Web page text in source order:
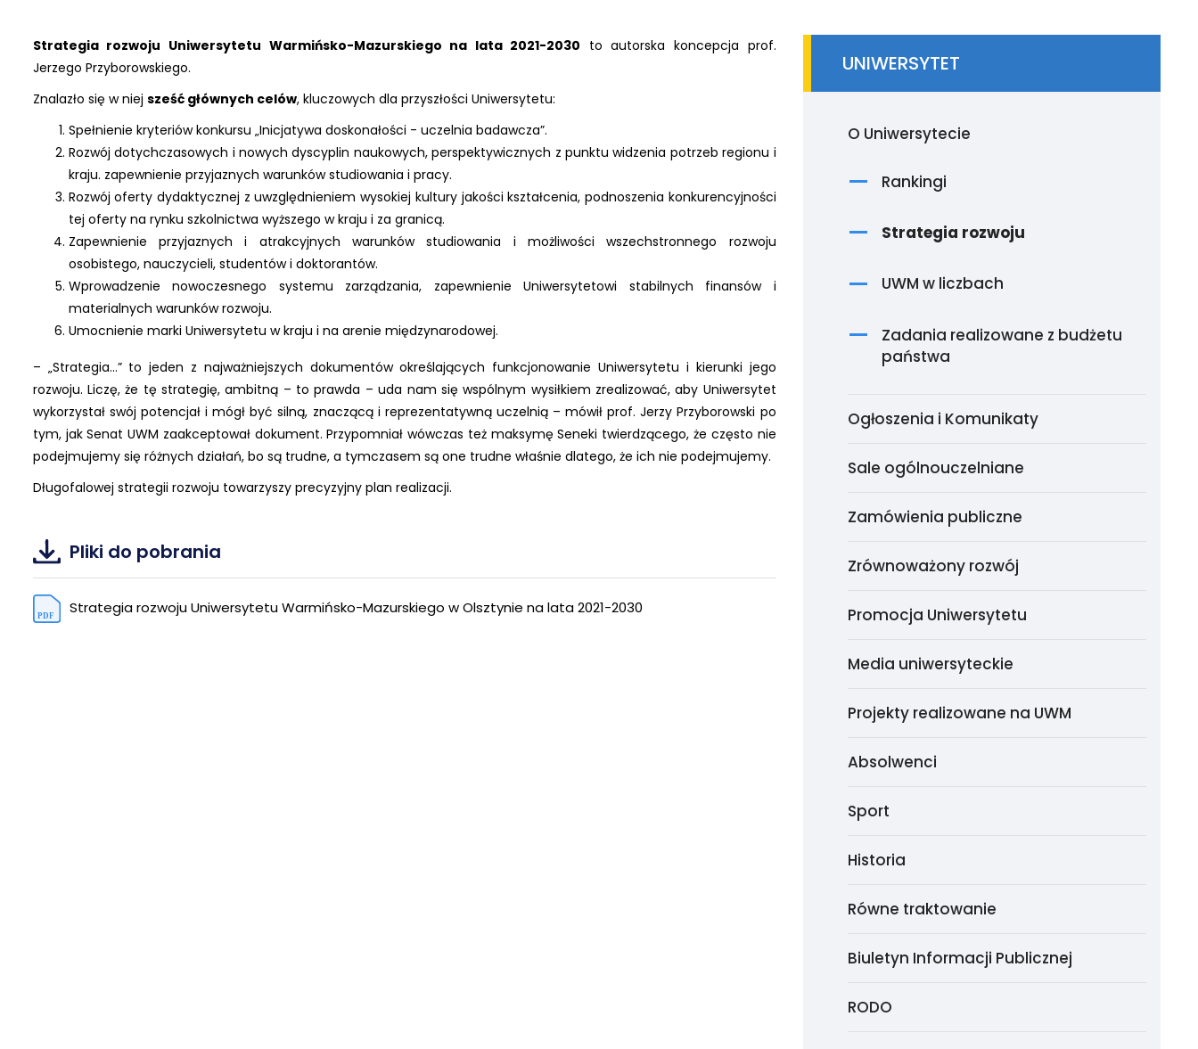
Strategia rozwoju Uniwersytetu Warmińsko-Mazurskiego na lata 2021-2030 to autorska koncepcja prof.
Jerzego Przyborowskiego.
Znalazło się w niej sześć głównych celów, kluczowych dla przyszłości Uniwersytetu:
Spełnienie kryteriów konkursu „Inicjatywa doskonałości - uczelnia badawcza”.
Rozwój dotychczasowych i nowych dyscyplin naukowych, perspektywicznych z punktu widzenia potrzeb regionu i
kraju. zapewnienie przyjaznych warunków studiowania i pracy.
Rozwój oferty dydaktycznej z uwzględnieniem wysokiej kultury jakości kształcenia, podnoszenia konkurencyjności
tej oferty na rynku szkolnictwa wyższego w kraju i za granicą.
Zapewnienie przyjaznych i atrakcyjnych warunków studiowania i możliwości wszechstronnego rozwoju
osobistego, nauczycieli, studentów i doktorantów.
Wprowadzenie nowoczesnego systemu zarządzania, zapewnienie Uniwersytetowi stabilnych finansów i
materialnych warunków rozwoju.
Umocnienie marki Uniwersytetu w kraju i na arenie międzynarodowej.
– „Strategia…” to jeden z najważniejszych dokumentów określających funkcjonowanie Uniwersytetu i kierunki jego
rozwoju. Liczę, że tę strategię, ambitną – to prawda – uda nam się wspólnym wysiłkiem zrealizować, aby Uniwersytet
wykorzystał swój potencjał i mógł być silną, znaczącą i reprezentatywną uczelnią – mówił prof. Jerzy Przyborowski po
tym, jak Senat UWM zaakceptował dokument. Przypomniał wówczas też maksymę Seneki twierdzącego, że często nie
podejmujemy się różnych działań, bo są trudne, a tymczasem są one trudne właśnie dlatego, że ich nie podejmujemy.
Długofalowej strategii rozwoju towarzyszy precyzyjny plan realizacji.
Pliki do pobrania
Strategia rozwoju Uniwersytetu Warmińsko-Mazurskiego w Olsztynie na lata 2021-2030
UNIWERSYTET
O Uniwersytecie
Rankingi
Strategia rozwoju
UWM w liczbach
Zadania realizowane z budżetu
państwa
Ogłoszenia i Komunikaty
Sale ogólnouczelniane
Zamówienia publiczne
Zrównoważony rozwój
Promocja Uniwersytetu
Media uniwersyteckie
Projekty realizowane na UWM
Absolwenci
Sport
Historia
Równe traktowanie
Biuletyn Informacji Publicznej
RODO